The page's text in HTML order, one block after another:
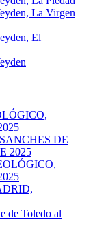
La Virgen
El
DE
2025
de Toledo al